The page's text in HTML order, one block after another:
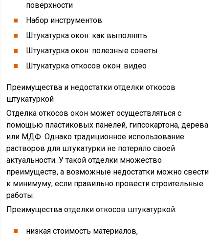
поверхности
Набор инструментов
Штукатурка окон: как выполнять
Штукатурка окон: полезные советы
Штукатурка откосов окон: видео
Преимущества и недостатки отделки откосов
штукатуркой
Отделка откосов окон может осуществляться с
помощью пластиковых панелей, гипсокартона, дерева
или МДФ. Однако традиционное использование
растворов для штукатурки не потеряло своей
актуальности. У такой отделки множество
преимуществ, а возможные недостатки можно свести
к минимуму, если правильно провести строительные
работы.
Преимущества отделки откосов штукатуркой:
низкая стоимость материалов,